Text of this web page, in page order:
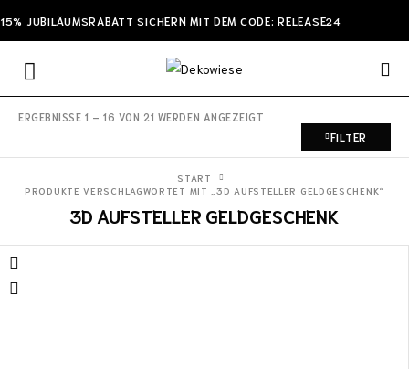
15% JUBILÄUMSRABATT SICHERN MIT DEM CODE: RELEASE24
ERGEBNISSE 1 – 16 VON 21 WERDEN ANGEZEIGT
FILTER
3D AUFSTELLER GELDGESCHENK
START
PRODUKTE VERSCHLAGWORTET MIT „3D AUFSTELLER GELDGESCHENK“